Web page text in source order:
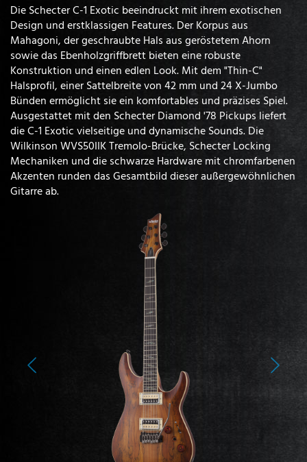
Die Schecter C-1 Exotic beeindruckt mit ihrem exotischen
Design und erstklassigen Features. Der Korpus aus
Mahagoni, der geschraubte Hals aus geröstetem Ahorn
sowie das Ebenholzgriffbrett bieten eine robuste
Konstruktion und einen edlen Look. Mit dem "Thin-C"
Halsprofil, einer Sattelbreite von 42 mm und 24 X-Jumbo
Bünden ermöglicht sie ein komfortables und präzises Spiel.
Ausgestattet mit den Schecter Diamond '78 Pickups liefert
die C-1 Exotic vielseitige und dynamische Sounds. Die
Wilkinson WVS50IIK Tremolo-Brücke, Schecter Locking
Mechaniken und die schwarze Hardware mit chromfarbenen
Akzenten runden das Gesamtbild dieser außergewöhnlichen
Gitarre ab.
Previous Next